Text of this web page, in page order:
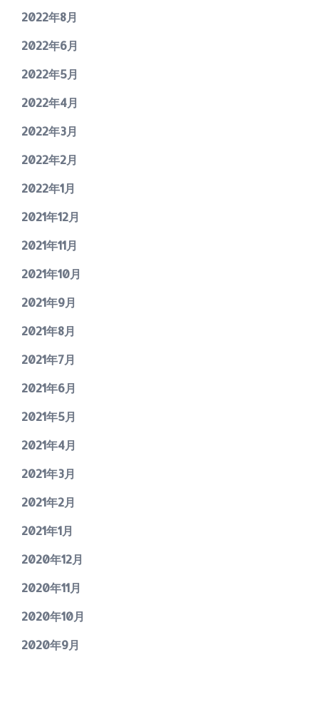
2022年8月
2022年6月
2022年5月
2022年4月
2022年3月
2022年2月
2022年1月
2021年12月
2021年11月
2021年10月
2021年9月
2021年8月
2021年7月
2021年6月
2021年5月
2021年4月
2021年3月
2021年2月
2021年1月
2020年12月
2020年11月
2020年10月
2020年9月